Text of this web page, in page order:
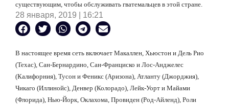
существующим, чтобы обслуживать гватемальцев в этой стране.
28 января, 2019 | 16:21
В настоящее время сеть включает Макаллен, Хьюстон и Дель Рио
(Техас), Сан-Бернардино, Сан-Франциско и Лос-Анджелес
(Калифорния), Тусон и Феникс (Аризона), Атланту (Джорджия),
Чикаго (Иллинойс), Денвер (Колорадо), Лейк-Уорт и Майами
(Флорида), Нью-Йорк, Оклахома, Провиден (Род-Айленд), Роли